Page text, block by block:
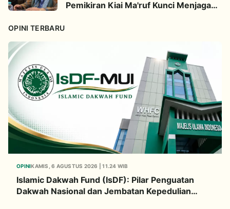
Pemikiran Kiai Ma'ruf Kunci Menjaga
OPINI TERBARU
OPINIKAMIS, 6 AGUSTUS 2026 | 11.24 WIB
Islamic Dakwah Fund (IsDF): Pilar Penguatan
Dakwah Nasional dan Jembatan Kepedulian